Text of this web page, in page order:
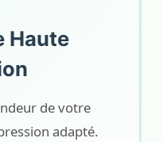
Haute
de votre
adapté.